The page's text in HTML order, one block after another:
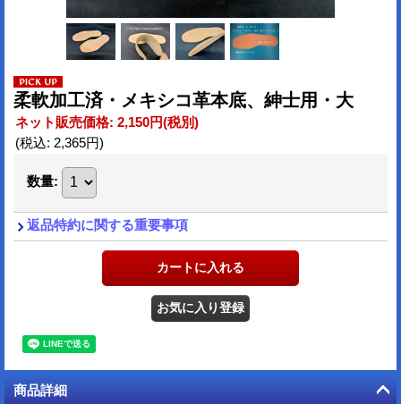
柔軟加工済・メキシコ革本底、紳士用・大
ネット販売価格: 2,150円(税別)
(税込: 2,365円)
数量:
返品特約に関する重要事項
商品詳細